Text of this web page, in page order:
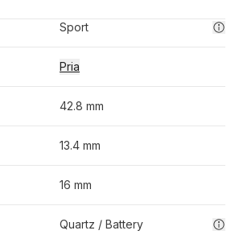
Sport
Pria
42.8 mm
13.4 mm
16 mm
Quartz / Battery